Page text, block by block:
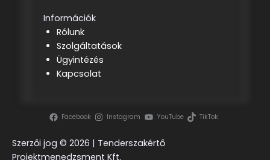
Információk
Rólunk
Szolgáltatások
Ügyintézés
Kapcsolat
Facebook Instagram YouTube TikTok
Szerzői jog © 2026 | Tenderszakértő
Projektmenedzsment Kft.